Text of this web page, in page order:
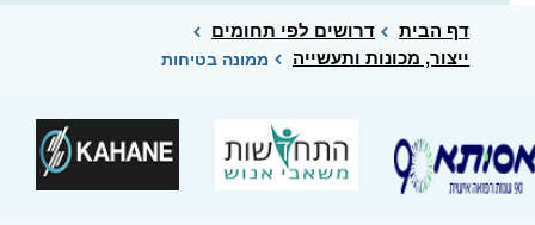
דף הבית
דרושים לפי תחומים
ייצור, מכונות ותעשייה
ממונה בטיחות